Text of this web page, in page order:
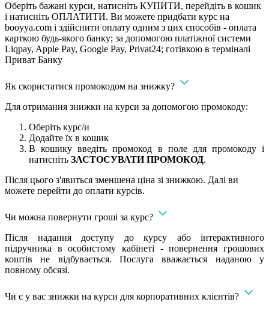
Оберіть бажані курси, натисніть КУПИТИ, перейдіть в кошик
і натисніть ОПЛАТИТИ. Ви можете придбати курс на
booyya.com і здійснити оплату одним з цих способів - оплата
карткою будь-якого банку; за допомогою платіжної системи
Liqpay, Apple Pay, Google Pay, Privat24; готівкою в терміналі
Приват Банку
Як скористатися промокодом на знижку?
Для отримання знижки на курси за допомогою промокоду:
Оберіть курс/и
Додайте їх в кошик
В кошику введіть промокод в поле для промокоду і
натисніть ЗАСТОСУВАТИ ПРОМОКОД.
Після цього з'явиться зменшена ціна зі знижкою. Далі ви
можете перейти до оплати курсів.
Чи можна повернути гроші за курс?
Після надання доступу до курсу або інтерактивного
підручника в особистому кабінеті - повернення грошових
коштів не відбувається. Послуга вважається наданою у
повному обсязі.
Чи є у вас знижки на курси для корпоративних клієнтів?